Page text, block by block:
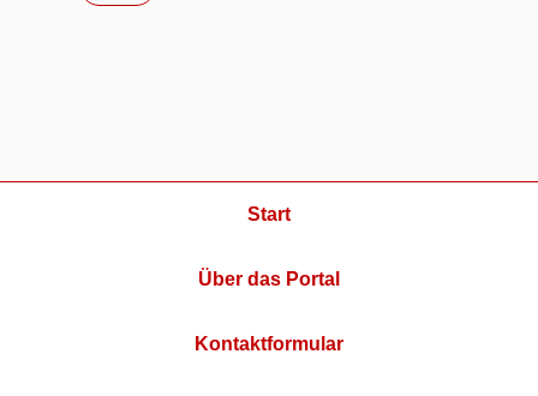
Start
Über das Portal
Kontaktformular